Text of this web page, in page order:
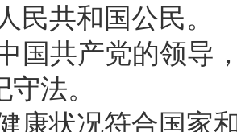
民共和国公民。
国共产党的领导
法。
康状况符合国家